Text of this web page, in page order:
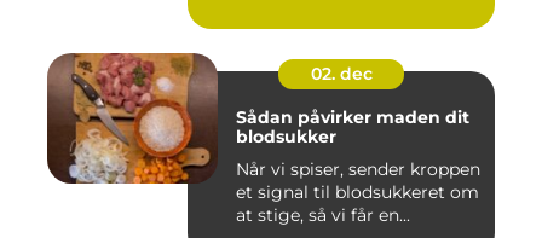
02. dec
Sådan påvirker maden dit
blodsukker
Når vi spiser, sender kroppen
et signal til blodsukkeret om
at stige, så vi får en...